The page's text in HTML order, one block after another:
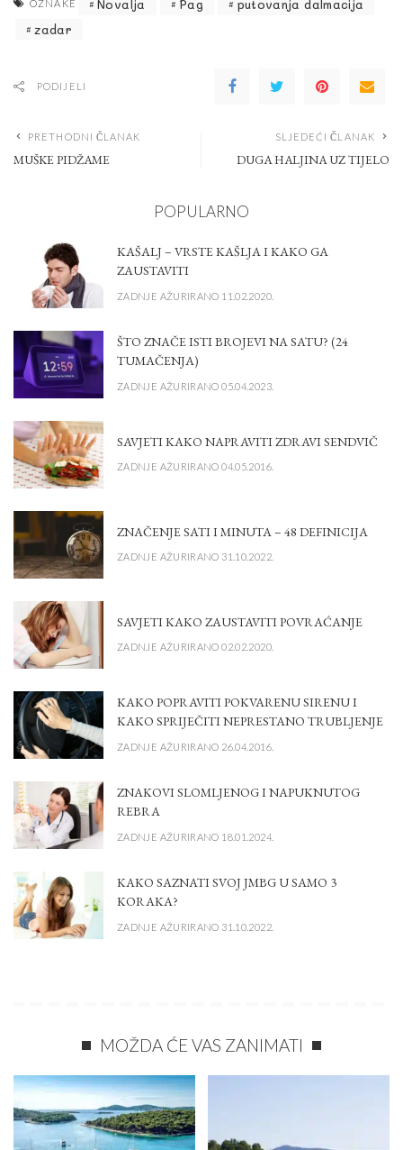
OZNAKE Novalja Pag
putovanja dalmacija
zadar
PODIJELI
PRETHODNI ČLANAK
MUŠKE PIDŽAME
SLJEDEĆI ČLANAK
DUGA HALJINA UZ TIJELO
POPULARNO
KAŠALJ – VRSTE KAŠLJA I KAKO GA
ZAUSTAVITI
ZADNJE AŽURIRANO 11.02.2020.
ŠTO ZNAČE ISTI BROJEVI NA SATU? (24
TUMAČENJA)
ZADNJE AŽURIRANO 05.04.2023.
SAVJETI KAKO NAPRAVITI ZDRAVI SENDVIČ
ZADNJE AŽURIRANO 04.05.2016.
ZNAČENJE SATI I MINUTA – 48 DEFINICIJA
ZADNJE AŽURIRANO 31.10.2022.
SAVJETI KAKO ZAUSTAVITI POVRAĆANJE
ZADNJE AŽURIRANO 02.02.2020.
KAKO POPRAVITI POKVARENU SIRENU I
KAKO SPRIJEČITI NEPRESTANO TRUBLJENJE
ZADNJE AŽURIRANO 26.04.2016.
ZNAKOVI SLOMLJENOG I NAPUKNUTOG
REBRA
ZADNJE AŽURIRANO 18.01.2024.
KAKO SAZNATI SVOJ JMBG U SAMO 3
KORAKA?
ZADNJE AŽURIRANO 31.10.2022.
MOŽDA ĆE VAS ZANIMATI